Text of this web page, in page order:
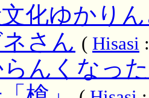
化ゆかり
さん ( Hisasi
んくなった